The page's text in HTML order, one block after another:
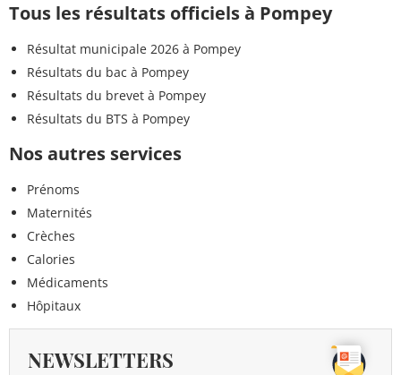
Tous les résultats officiels à Pompey
Résultat municipale 2026 à Pompey
Résultats du bac à Pompey
Résultats du brevet à Pompey
Résultats du BTS à Pompey
Nos autres services
Prénoms
Maternités
Crèches
Calories
Médicaments
Hôpitaux
NEWSLETTERS